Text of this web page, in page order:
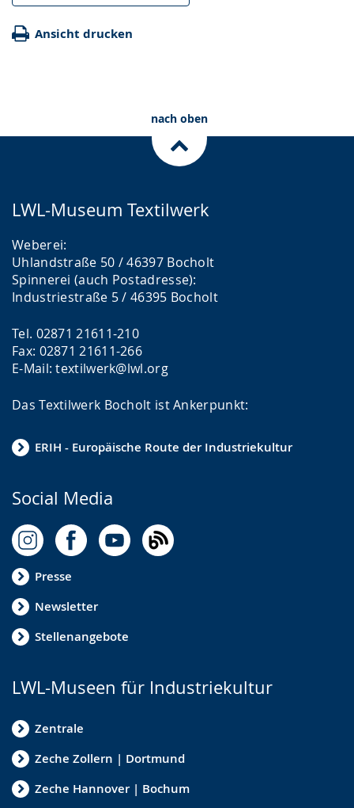
Ansicht drucken
nach oben
LWL-Museum Textilwerk
Weberei:
Uhlandstraße 50 / 46397 Bocholt
Spinnerei (auch Postadresse):
Industriestraße 5 / 46395 Bocholt
Tel. 02871 21611-210
Fax: 02871 21611-266
E-Mail: textilwerk@lwl.org
Das Textilwerk Bocholt ist Ankerpunkt:
ERIH - Europäische Route der Industriekultur
Social Media
Presse
Newsletter
Stellenangebote
LWL-Museen für Industriekultur
Zentrale
Zeche Zollern | Dortmund
Zeche Hannover | Bochum